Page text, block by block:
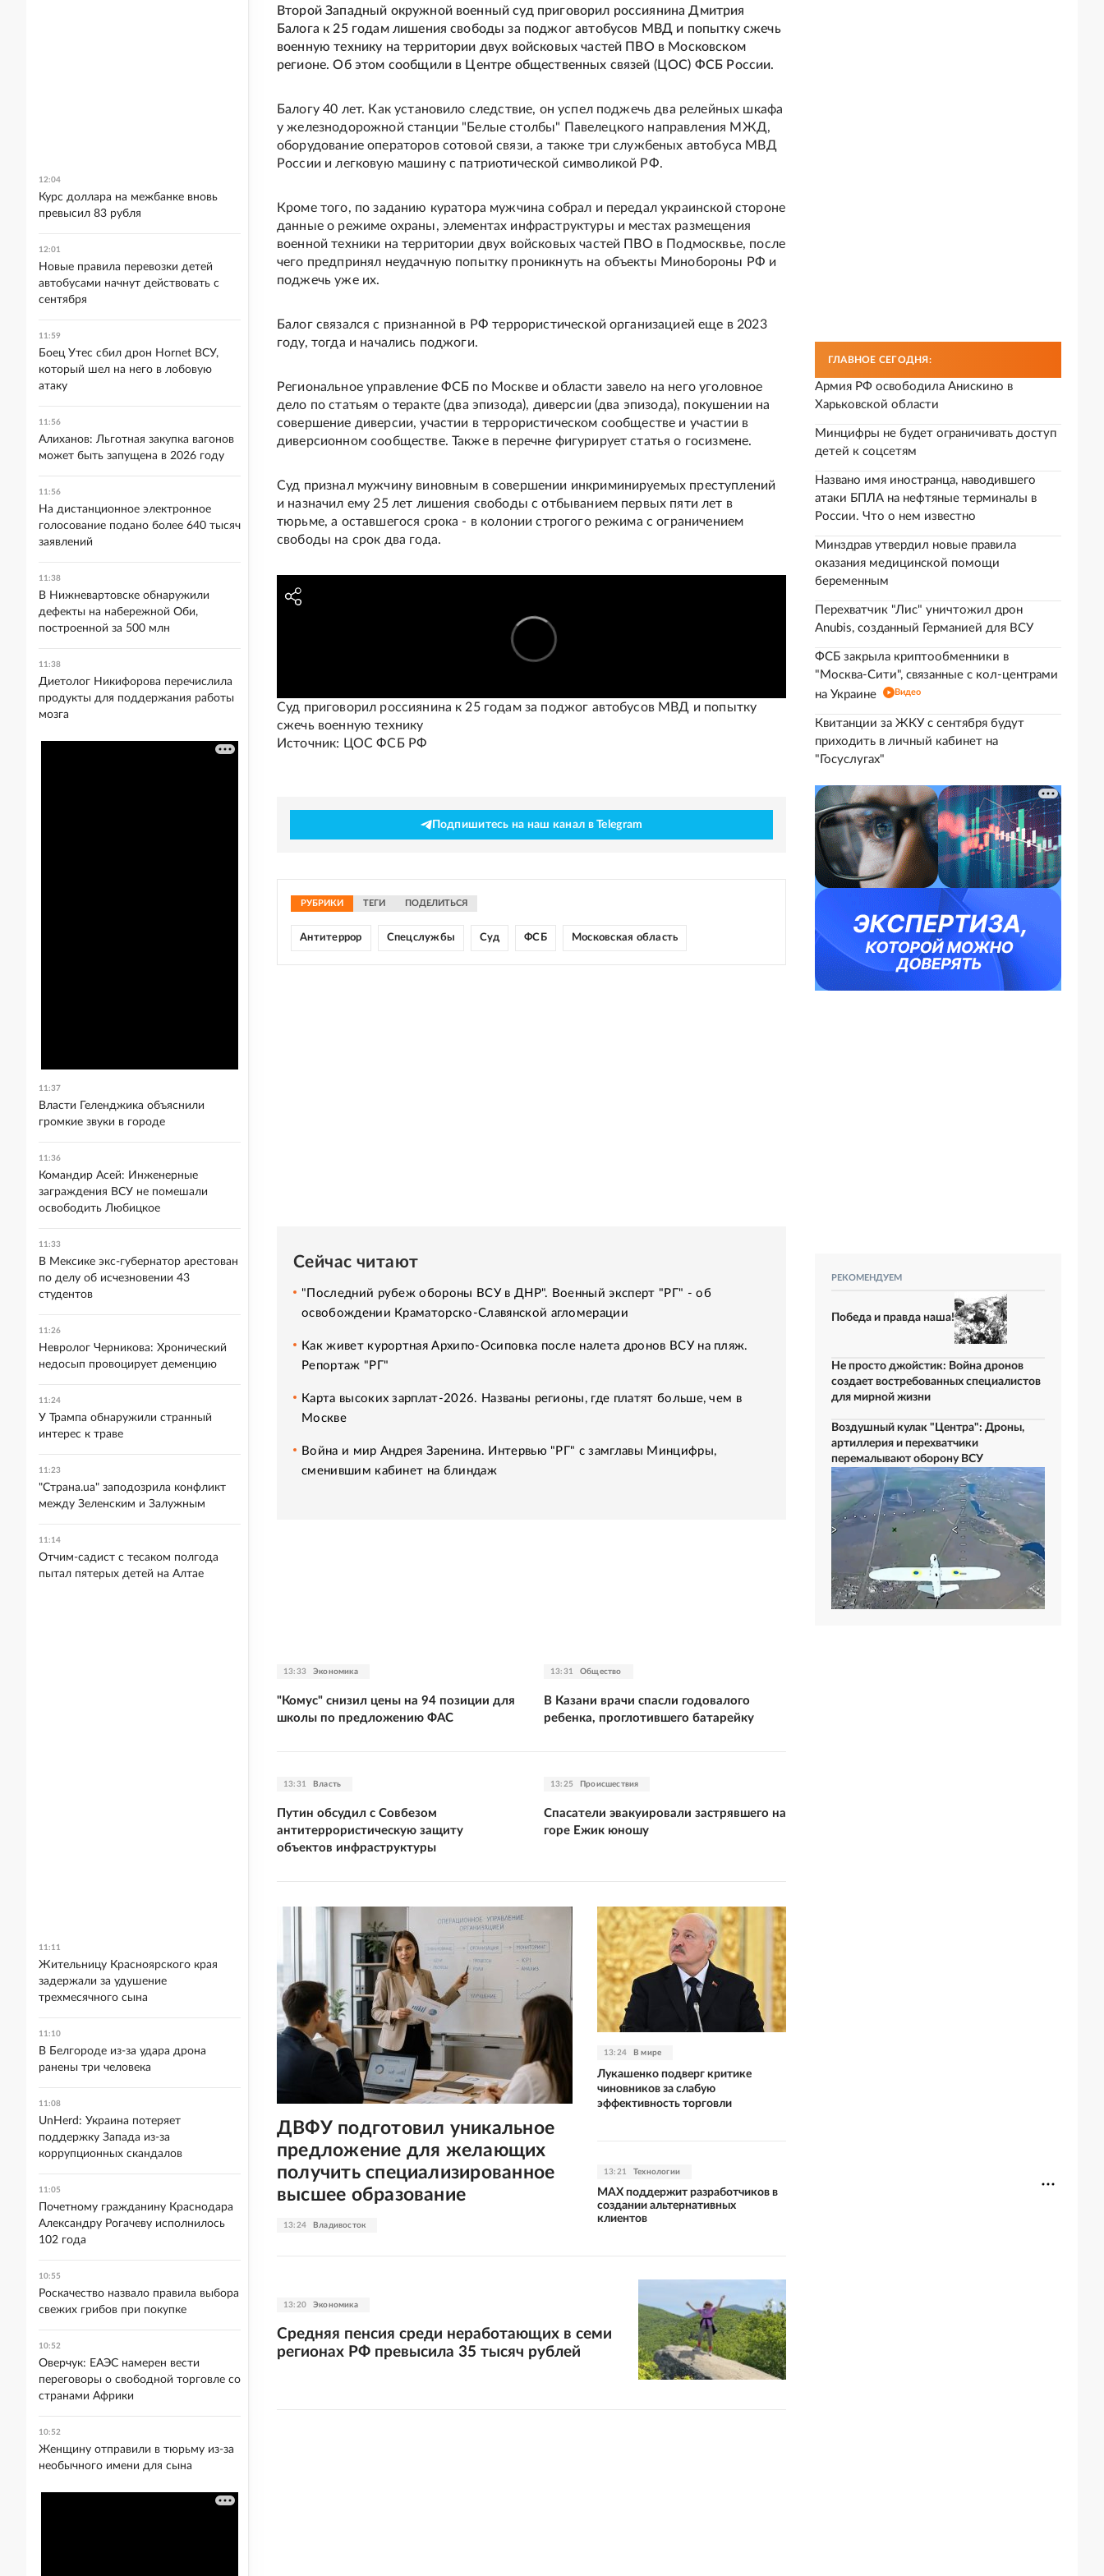
Второй Западный окружной военный суд приговорил россиянина Дмитрия
Балога к 25 годам лишения свободы за поджог автобусов МВД и попытку сжечь
военную технику на территории двух войсковых частей ПВО в Московском
регионе. Об этом сообщили в Центре общественных связей (ЦОС) ФСБ России.
Балогу 40 лет. Как установило следствие, он успел поджечь два релейных шкафа
у железнодорожной станции "Белые столбы" Павелецкого направления МЖД,
оборудование операторов сотовой связи, а также три службеных автобуса МВД
России и легковую машину с патриотической символикой РФ.
Кроме того, по заданию куратора мужчина собрал и передал украинской стороне
данные о режиме охраны, элементах инфраструктуры и местах размещения
военной техники на территории двух войсковых частей ПВО в Подмосквье, после
чего предпринял неудачную попытку проникнуть на объекты Минобороны РФ и
поджечь уже их.
Балог связался с признанной в РФ террористической организацией еще в 2023
году, тогда и начались поджоги.
Региональное управление ФСБ по Москве и области завело на него уголовное
дело по статьям о теракте (два эпизода), диверсии (два эпизода), покушении на
совершение диверсии, участии в террористическом сообществе и участии в
диверсионном сообществе. Также в перечне фигурирует статья о госизмене.
Суд признал мужчину виновным в совершении инкриминируемых преступлений
и назначил ему 25 лет лишения свободы с отбыванием первых пяти лет в
тюрьме, а оставшегося срока - в колонии строгого режима с ограничением
свободы на срок два года.
Суд приговорил россиянина к 25 годам за поджог автобусов МВД и попытку
сжечь военную технику
Источник: ЦОС ФСБ РФ
Подпишитесь на наш канал в Telegram
РУБРИКИ ТЕГИ ПОДЕЛИТЬСЯ
Антитеррор Спецслужбы Суд ФСБ Московская область
Сейчас читают
"Последний рубеж обороны ВСУ в ДНР". Военный эксперт "РГ" - об
освобождении Краматорско-Славянской агломерации
Как живет курортная Архипо-Осиповка после налета дронов ВСУ на пляж.
Репортаж "РГ"
Карта высоких зарплат-2026. Названы регионы, где платят больше, чем в
Москве
Война и мир Андрея Заренина. Интервью "РГ" с замглавы Минцифры,
сменившим кабинет на блиндаж
13:33 Экономика
"Комус" снизил цены на 94 позиции для
школы по предложению ФАС
13:31 Общество
В Казани врачи спасли годовалого
ребенка, проглотившего батарейку
13:31 Власть
Путин обсудил с Совбезом
антитеррористическую защиту
объектов инфраструктуры
13:25 Происшествия
Спасатели эвакуировали застрявшего на
горе Ежик юношу
13:24 Владивосток
ДВФУ подготовил уникальное
предложение для желающих
получить специализированное
высшее образование
13:24 В мире
Лукашенко подверг критике
чиновников за слабую
эффективность торговли
13:21 Технологии
MAX поддержит разработчиков в
создании альтернативных
клиентов
13:20 Экономика
Средняя пенсия среди неработающих в семи
регионах РФ превысила 35 тысяч рублей
ГЛАВНОЕ СЕГОДНЯ:
Армия РФ освободила Анискино в
Харьковской области
Минцифры не будет ограничивать доступ
детей к соцсетям
Названо имя иностранца, наводившего
атаки БПЛА на нефтяные терминалы в
России. Что о нем известно
Минздрав утвердил новые правила
оказания медицинской помощи
беременным
Перехватчик "Лис" уничтожил дрон
Anubis, созданный Германией для ВСУ
ФСБ закрыла криптообменники в
"Москва-Сити", связанные с кол-центрами
на Украине
Видео
Квитанции за ЖКУ с сентября будут
приходить в личный кабинет на
"Госуслугах"
РЕКОМЕНДУЕМ
Победа и правда наша!
Не просто джойстик: Война дронов
создает востребованных специалистов
для мирной жизни
Воздушный кулак "Центра": Дроны,
артиллерия и перехватчики
перемалывают оборону ВСУ
12:04
Курс доллара на межбанке вновь
превысил 83 рубля
12:01
Новые правила перевозки детей
автобусами начнут действовать с
сентября
11:59
Боец Утес сбил дрон Hornet ВСУ,
который шел на него в лобовую
атаку
11:56
Алиханов: Льготная закупка вагонов
может быть запущена в 2026 году
11:56
На дистанционное электронное
голосование подано более 640 тысяч
заявлений
11:38
В Нижневартовске обнаружили
дефекты на набережной Оби,
построенной за 500 млн
11:38
Диетолог Никифорова перечислила
продукты для поддержания работы
мозга
11:37
Власти Геленджика объяснили
громкие звуки в городе
11:36
Командир Асей: Инженерные
заграждения ВСУ не помешали
освободить Любицкое
11:33
В Мексике экс-губернатор арестован
по делу об исчезновении 43
студентов
11:26
Невролог Черникова: Хронический
недосып провоцирует деменцию
11:24
У Трампа обнаружили странный
интерес к траве
11:23
"Страна.ua" заподозрила конфликт
между Зеленским и Залужным
11:14
Отчим-садист с тесаком полгода
пытал пятерых детей на Алтае
11:11
Жительницу Красноярского края
задержали за удушение
трехмесячного сына
11:10
В Белгороде из-за удара дрона
ранены три человека
11:08
UnHerd: Украина потеряет
поддержку Запада из-за
коррупционных скандалов
11:05
Почетному гражданину Краснодара
Александру Рогачеву исполнилось
102 года
10:55
Роскачество назвало правила выбора
свежих грибов при покупке
10:52
Оверчук: ЕАЭС намерен вести
переговоры о свободной торговле со
странами Африки
10:52
Женщину отправили в тюрьму из-за
необычного имени для сына